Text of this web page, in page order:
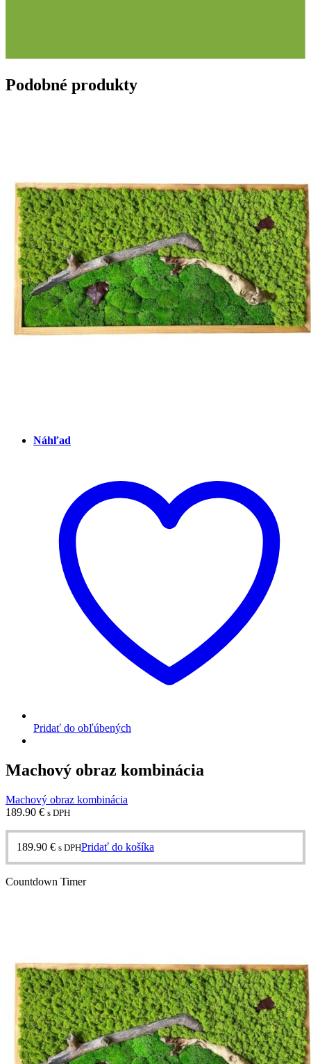
Podobné produkty
Náhľad
Pridať do obľúbených
Machový obraz kombinácia
Machový obraz kombinácia
189.90 € s DPH
189.90 € s DPHPridať do košíka
Countdown Timer